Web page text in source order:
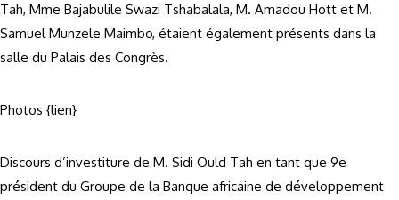
Tah, Mme Bajabulile Swazi Tshabalala, M. Amadou Hott et M.
Samuel Munzele Maimbo, étaient également présents dans la
salle du Palais des Congrès.
Photos {lien}
Discours d’investiture de M. Sidi Ould Tah en tant que 9e
président du Groupe de la Banque africaine de développement